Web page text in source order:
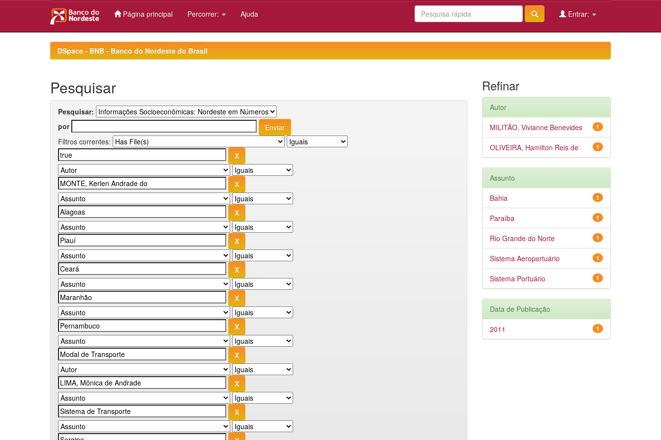
Página principal Percorrer: Ajuda Entrar:
DSpace - BNB - Banco do Nordeste do Brasil
Pesquisar
Pesquisar:
por
Filtros correntes:
Refinar
Autor
1
MILITÃO, Vivianne Benevides
1
OLIVEIRA, Hamilton Reis de
Assunto
1
Bahia
1
Paraíba
1
Rio Grande do Norte
1
Sistema Aeroportuário
1
Sistema Portuário
Data de Publicação
1
2011